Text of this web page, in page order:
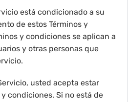
está condicionado a su
de estos Términos y
y condiciones se aplican a
y otras personas que
usted acepta estar
condiciones. Si no está de